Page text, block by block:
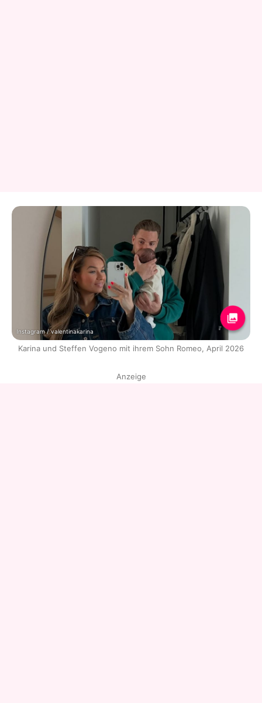
Instagram / valentinakarina
Karina und Steffen Vogeno mit ihrem Sohn Romeo, April 2026
Anzeige